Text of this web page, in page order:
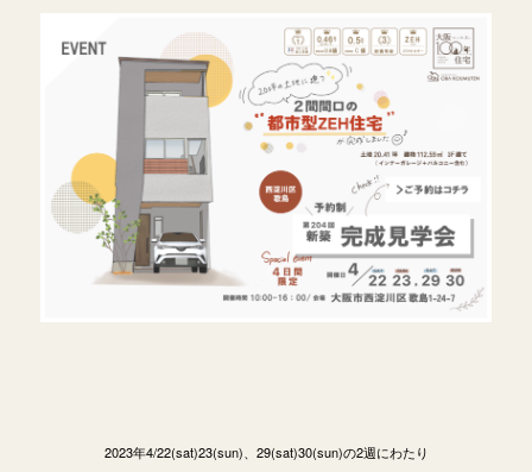
2023年4/22(sat)23(sun)、29(sat)30(sun)の2週にわたり